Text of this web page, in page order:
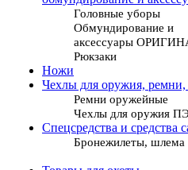
Головные уборы
Обмундирование и
аксессуары
Рюкзаки
Ножи
Чехлы для оружия, ремни,
Ремни оружейные
Чехлы для оружия
Спецсредства и средства
Бронежилеты, шлема